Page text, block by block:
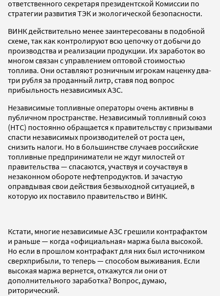
ответственного секретаря президентской Комиссии по
стратегии развития ТЭК и экологической безопасности.
ВИНК действительно менее заинтересованы в подобной
схеме, так как контролируют всю цепочку от добычи до
производства и реализации продукции. Их заработок во
многом связан с управлением оптовой стоимостью
топлива. Они оставляют розничным игрокам наценку два-
три рубля за проданный литр, ставя под вопрос
прибыльность независимых АЗС.
Независимые топливные операторы очень активны в
публичном пространстве. Независимый топливный союз
(НТС) постоянно обращается к правительству с призывами
спасти независимых производителей от роста цен,
снизить налоги. Но в большинстве случаев российские
топливные предприниматели не ждут милостей от
правительства — спасаются, участвуя и соучаствуя в
незаконном обороте нефтепродуктов. И зачастую
оправдывая свои действия безвыходной ситуацией, в
которую их поставило правительство и ВИНК.
Кстати, многие независимые АЗС грешили контрафактом
и раньше — когда «официальная» маржа была высокой.
Но если в прошлом контрафакт для них был источником
сверхприбыли, то теперь — способом выживания. Если
высокая маржа вернется, откажутся ли они от
дополнительного заработка? Вопрос, думаю,
риторический.